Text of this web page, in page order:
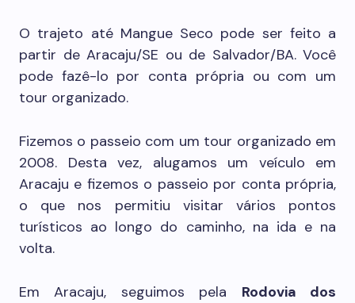
O trajeto até Mangue Seco pode ser feito a
partir de Aracaju/SE ou de Salvador/BA. Você
pode fazê-lo por conta própria ou com um
tour organizado.
Fizemos o passeio com um tour organizado em
2008. Desta vez, alugamos um veículo em
Aracaju e fizemos o passeio por conta própria,
o que nos permitiu visitar vários pontos
turísticos ao longo do caminho, na ida e na
volta.
Em Aracaju, seguimos pela Rodovia dos